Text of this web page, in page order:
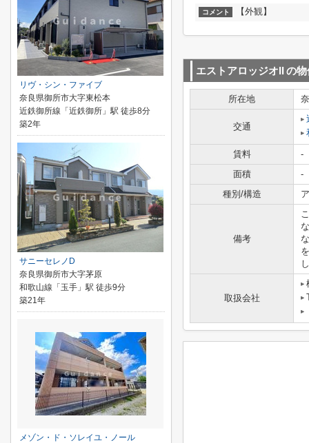
コメント 【外観】
エストアロッジオII の物
所在地
交通
賃料
-
面積
-
種別/構造
備考
取扱会社
リヴ・シン・ファイブ
奈良県御所市大字東松本
近鉄御所線「近鉄御所」駅 徒歩8分
築2年
サニーセレノD
奈良県御所市大字茅原
和歌山線「玉手」駅 徒歩9分
築21年
メゾン・ド・ソレイユ・ノール